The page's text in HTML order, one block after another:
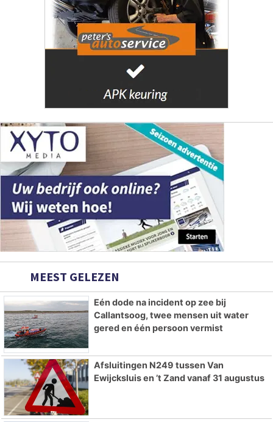
MEEST GELEZEN
Eén dode na incident op zee bij
Callantsoog, twee mensen uit water
gered en één persoon vermist
Afsluitingen N249 tussen Van
Ewijcksluis en ’t Zand vanaf 31 augustus